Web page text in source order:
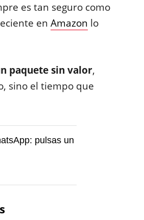
es tan seguro como
en Amazon lo
paquete sin valor,
sino el tiempo que
pulsas un